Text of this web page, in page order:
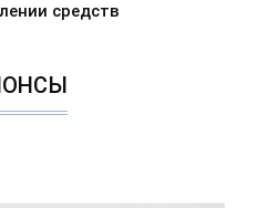
средств